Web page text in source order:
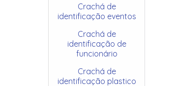
Crachá de
identificação eventos
Crachá de
identificação de
funcionário
Crachá de
identificação plastico